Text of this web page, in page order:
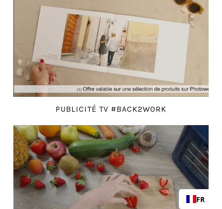
PUBLICITÉ TV #BACK2WORK
FR